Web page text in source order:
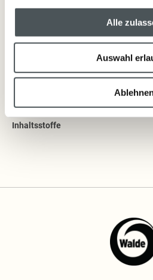
Alle
Auswahl
In der Blumensprache der Romantik ist
Wenn ein heimlicher Verehrer seiner
mitbrachte, bedeutete es „Wann sehen
Der zart-liebliche Duft der Seife soll an
des ersten Verliebtseins erinnern.
Inhaltsstoffe